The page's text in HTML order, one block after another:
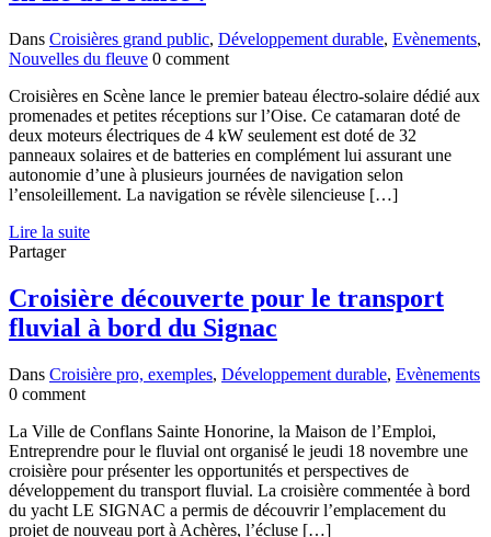
Dans Croisières grand public, Développement durable, Evènements,
Nouvelles du fleuve 0 comment
Croisières en Scène lance le premier bateau électro-solaire dédié aux
promenades et petites réceptions sur l’Oise. Ce catamaran doté de
deux moteurs électriques de 4 kW seulement est doté de 32
panneaux solaires et de batteries en complément lui assurant une
autonomie d’une à plusieurs journées de navigation selon
l’ensoleillement. La navigation se révèle silencieuse […]
Lire la suite
Partager
Croisière découverte pour le transport
fluvial à bord du Signac
Dans Croisière pro, exemples, Développement durable, Evènements
0 comment
La Ville de Conflans Sainte Honorine, la Maison de l’Emploi,
Entreprendre pour le fluvial ont organisé le jeudi 18 novembre une
croisière pour présenter les opportunités et perspectives de
développement du transport fluvial. La croisière commentée à bord
du yacht LE SIGNAC a permis de découvrir l’emplacement du
projet de nouveau port à Achères, l’écluse […]